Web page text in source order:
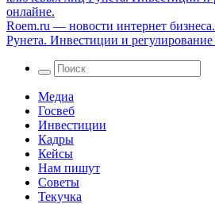
Roem.ru — новости интернет
Рунета. Инвестиции и
Медиа
Госвеб
Инвестиции
Кадры
Кейсы
Нам пишут
Советы
Текучка